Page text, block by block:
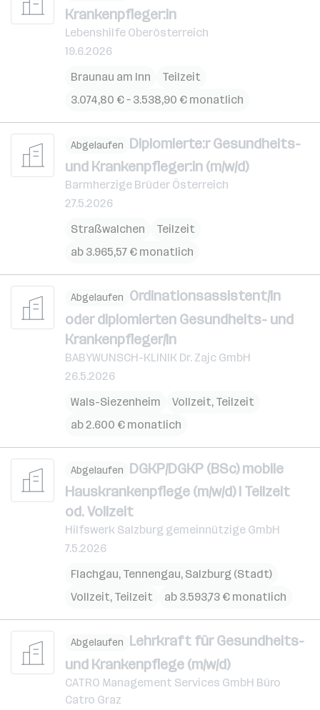
Krankenpfleger:in
Lebenshilfe Oberösterreich
19.6.2026
Braunau am Inn
Teilzeit
3.074,80 € – 3.538,90 € monatlich
Abgelaufen Diplomierte:r Gesundheits-
und Krankenpfleger:in (m/w/d)
Barmherzige Brüder Österreich
27.5.2026
Straßwalchen
Teilzeit
ab 3.965,57 € monatlich
Abgelaufen Ordinationsassistent/In
oder diplomierten Gesundheits- und
Krankenpfleger/In
BABYWUNSCH-KLINIK Dr. Zajc GmbH
26.5.2026
Wals-Siezenheim
Vollzeit, Teilzeit
ab 2.600 € monatlich
Abgelaufen DGKP/DGKP (BSc) mobile
Hauskrankenpflege (m/w/d) I Teilzeit
od. Vollzeit
Hilfswerk Salzburg gemeinnützige GmbH
7.5.2026
Flachgau, Tennengau, Salzburg (Stadt)
Vollzeit, Teilzeit
ab 3.593,73 € monatlich
Abgelaufen Lehrkraft für Gesundheits-
und Krankenpflege (m/w/d)
CATRO Management Services GmbH Büro
Catro Graz